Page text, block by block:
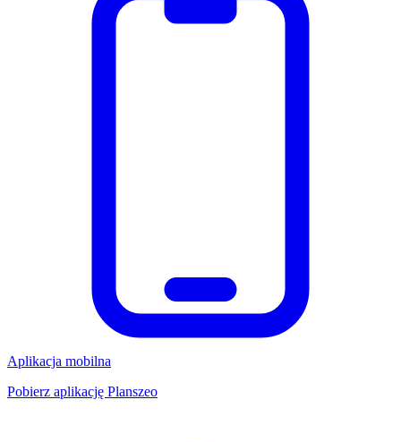
Aplikacja mobilna
Pobierz aplikację Planszeo